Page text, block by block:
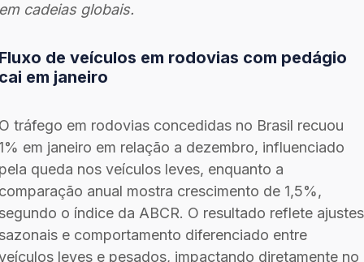
cadeias globais.
de veículos em rodovias com pedágio
em janeiro
tráfego em rodovias concedidas no Brasil recuou
em janeiro em relação a dezembro, influenciado
queda nos veículos leves, enquanto a
anual mostra crescimento de 1,5%,
o índice da ABCR. O resultado reflete ajustes
e comportamento diferenciado entre
leves e pesados, impactando diretamente no